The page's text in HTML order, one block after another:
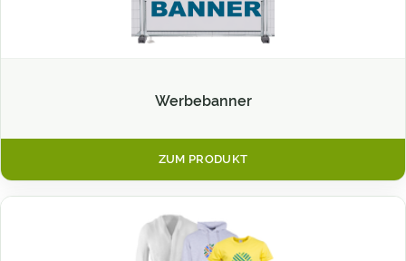
Werbebanner
ZUM PRODUKT